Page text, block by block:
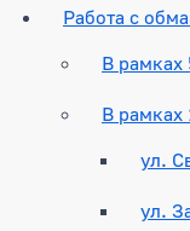
Работа с
В рамках
В рамках
ул.
ул.